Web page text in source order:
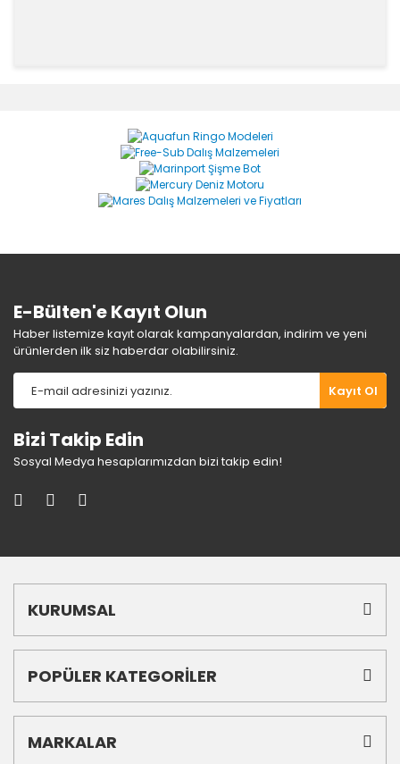
Yorum Yaz
Ürün resmi kalitesiz, bozuk veya görüntülenemiyor.
Ürün açıklamasında eksik bilgiler bulunuyor.
Ürün bilgilerinde hatalar bulunuyor.
E-Bülten'e Kayıt Olun
Haber listemize kayıt olarak kampanyalardan, indirim ve yeni
ürünlerden ilk siz haberdar olabilirsiniz.
Kayıt Ol
Bizi Takip Edin
Sosyal Medya hesaplarımızdan bizi takip edin!
KURUMSAL
POPÜLER KATEGORİLER
MARKALAR